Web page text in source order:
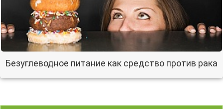
Безуглеводное питание как средство против рака